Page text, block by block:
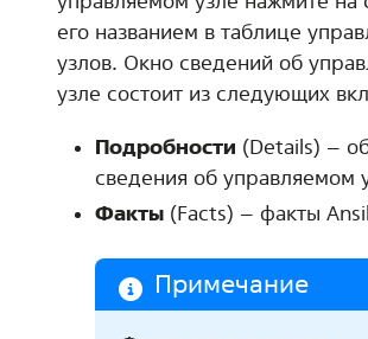
его названием в таблице
узлов. Окно сведений об
узле состоит из следующих
Подробности (Details) –
сведения об управляемом
Факты (Facts) – факты
Примечание